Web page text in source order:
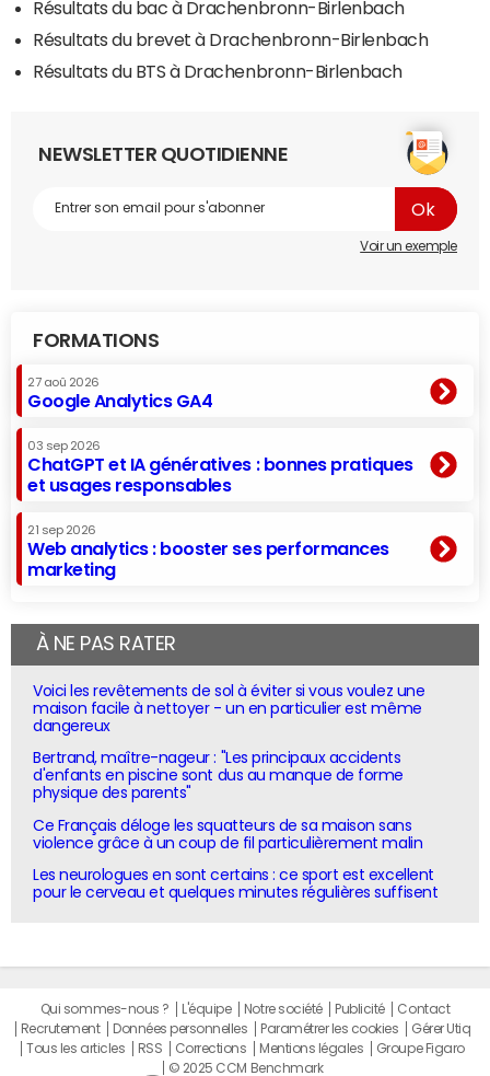
Résultats du bac à Drachenbronn-Birlenbach
Résultats du brevet à Drachenbronn-Birlenbach
Résultats du BTS à Drachenbronn-Birlenbach
NEWSLETTER QUOTIDIENNE
Voir un exemple
FORMATIONS
27 aoû 2026
Google Analytics GA4
03 sep 2026
ChatGPT et IA génératives : bonnes pratiques
et usages responsables
21 sep 2026
Web analytics : booster ses performances
marketing
À NE PAS RATER
Voici les revêtements de sol à éviter si vous voulez une
maison facile à nettoyer - un en particulier est même
dangereux
Bertrand, maître-nageur : "Les principaux accidents
d'enfants en piscine sont dus au manque de forme
physique des parents"
Ce Français déloge les squatteurs de sa maison sans
violence grâce à un coup de fil particulièrement malin
Les neurologues en sont certains : ce sport est excellent
pour le cerveau et quelques minutes régulières suffisent
Qui sommes-nous ? L'équipe Notre société Publicité
Contact
Recrutement
Données personnelles Paramétrer les cookies
Gérer Utiq
Tous les articles
RSS Corrections Mentions légales
Groupe Figaro
© 2025 CCM Benchmark